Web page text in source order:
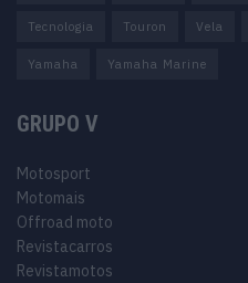
Tecnologia Touron Vela
Yamaha Yamaha Marine
GRUPO V
Motosport
Motomais
Offroad moto
Revistacarros
Revistamotos